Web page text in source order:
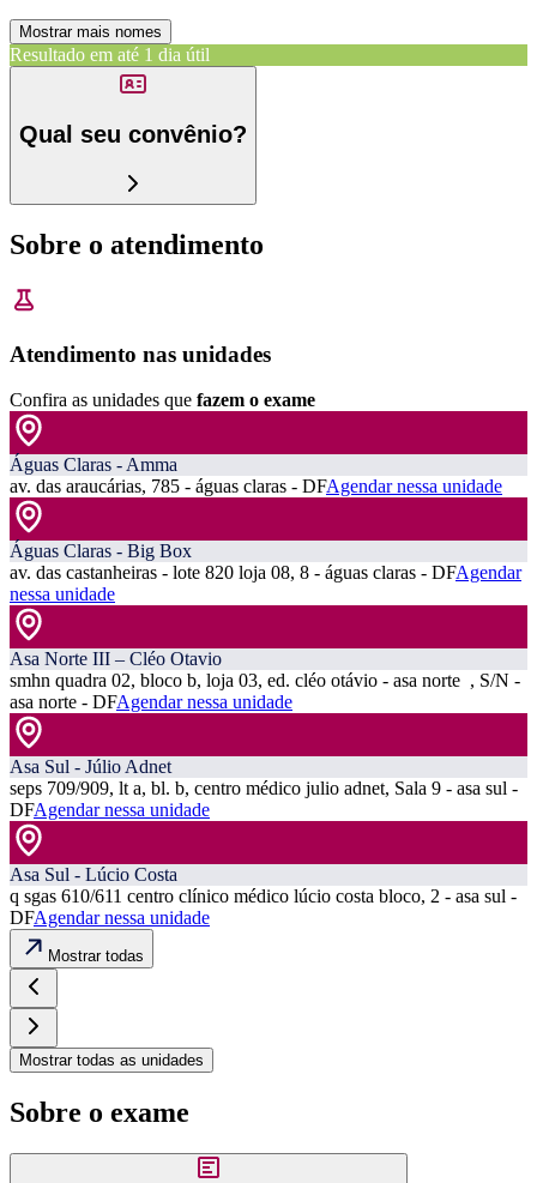
Mostrar mais nomes
Resultado em até 1 dia útil
Qual seu convênio?
Sobre o atendimento
Atendimento nas unidades
Confira as unidades que fazem o exame
Águas Claras - Amma
av. das araucárias, 785 - águas claras - DFAgendar nessa unidade
Águas Claras - Big Box
av. das castanheiras - lote 820 loja 08, 8 - águas claras - DFAgendar
nessa unidade
Asa Norte III – Cléo Otavio
smhn quadra 02, bloco b, loja 03, ed. cléo otávio - asa norte , S/N -
asa norte - DFAgendar nessa unidade
Asa Sul - Júlio Adnet
seps 709/909, lt a, bl. b, centro médico julio adnet, Sala 9 - asa sul -
DFAgendar nessa unidade
Asa Sul - Lúcio Costa
q sgas 610/611 centro clínico médico lúcio costa bloco, 2 - asa sul -
DFAgendar nessa unidade
Mostrar todas
Mostrar todas as unidades
Sobre o exame